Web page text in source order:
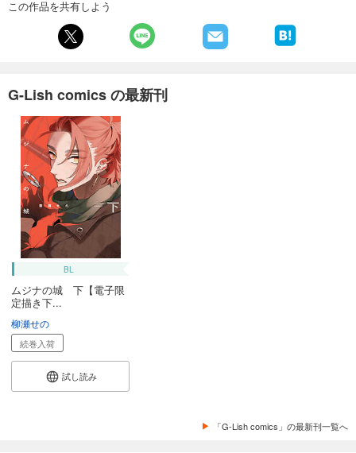
この作品を共有しよう
G-Lish comics の最新刊
BL
ムジナの城 下【電子限
定描き下...
柳瀬せの
続巻入荷
試し読み
「G-Lish comics」の最新刊一覧へ